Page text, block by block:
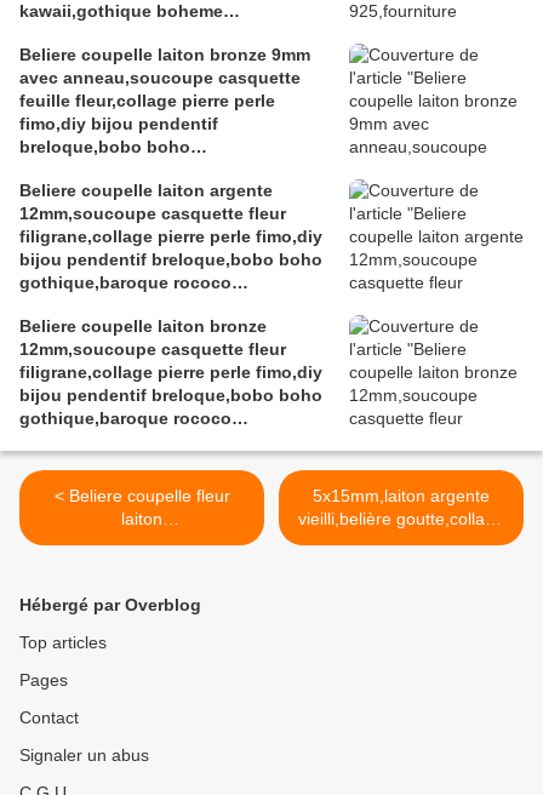
kawaii,gothique boheme
ceremonie,ateliers du fait mains
Beliere coupelle laiton bronze 9mm
avec anneau,soucoupe casquette
feuille fleur,collage pierre perle
fimo,diy bijou pendentif
breloque,bobo boho
victorien,deco scrap
Beliere coupelle laiton argente
12mm,soucoupe casquette fleur
filigrane,collage pierre perle fimo,diy
bijou pendentif breloque,bobo boho
gothique,baroque rococo
Beliere coupelle laiton bronze
12mm,soucoupe casquette fleur
filigrane,collage pierre perle fimo,diy
bijou pendentif breloque,bobo boho
gothique,baroque rococo
< Beliere coupelle fleur
laiton
argente 9mm,soucoupe
pendentif breloque,bobo
boho gothique,baroque
rococo victorien,deco scrap
5x15mm,laiton argente
vieilli,belière goutte,collage
pendentif,anneau cordon
Hébergé par Overblog
Top articles
Pages
Contact
Signaler un abus